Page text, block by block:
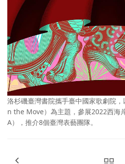
洛杉磯臺灣書院攜手臺中國家歌劇院
n the Move）為主題，參展2022西海
A），推介8個臺灣表藝團隊。